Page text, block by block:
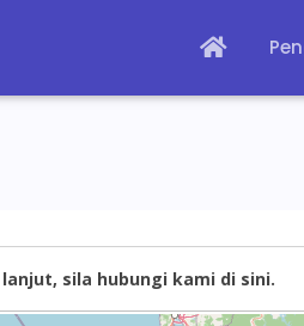
sila hubungi kami di sini.